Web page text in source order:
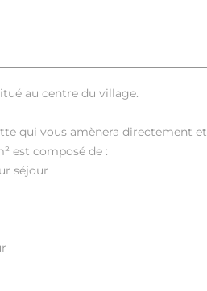
au centre du village.
qui vous amènera directement et
est composé de :
séjour